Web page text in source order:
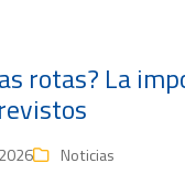
rotas? La
Noticias